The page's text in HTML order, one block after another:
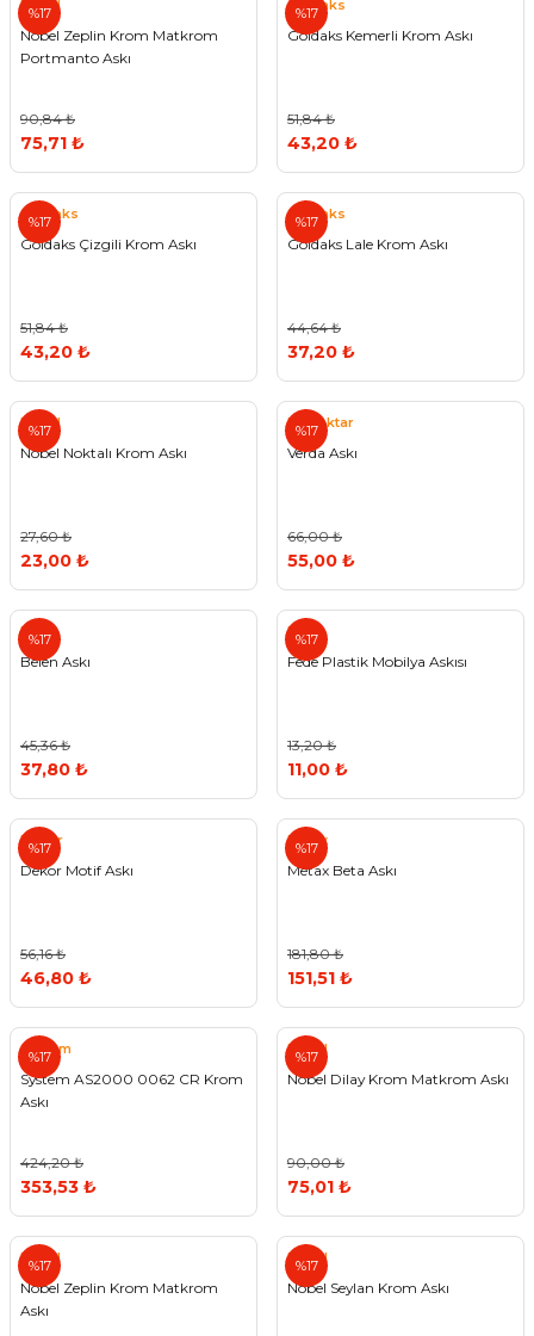
%17
Nobel
Nobel Zeplin Krom Matkrom
Portmanto Askı
90,84 ₺
75,71 ₺
%17
Goldaks
Goldaks Kemerli Krom Askı
51,84 ₺
43,20 ₺
%17
Goldaks
Goldaks Çizgili Krom Askı
51,84 ₺
43,20 ₺
%17
Goldaks
Goldaks Lale Krom Askı
44,64 ₺
37,20 ₺
%17
Nobel
Nobel Noktalı Krom Askı
27,60 ₺
23,00 ₺
%17
Bayraktar
Verda Askı
66,00 ₺
55,00 ₺
%17
Belen
Belen Askı
45,36 ₺
37,80 ₺
%17
Fede
Fede Plastik Mobilya Askısı
13,20 ₺
11,00 ₺
%17
Dekor
Dekor Motif Askı
56,16 ₺
46,80 ₺
%17
Metax
Metax Beta Askı
181,80 ₺
151,51 ₺
%17
System
System AS2000 0062 CR Krom
Askı
424,20 ₺
353,53 ₺
%17
Nobel
Nobel Dilay Krom Matkrom Askı
90,00 ₺
75,01 ₺
%17
Nobel
Nobel Zeplin Krom Matkrom
Askı
%17
Nobel
Nobel Seylan Krom Askı